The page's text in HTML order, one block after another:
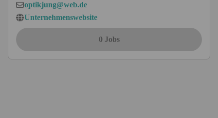
optikjung@web.de
Unternehmenswebsite
0 Jobs